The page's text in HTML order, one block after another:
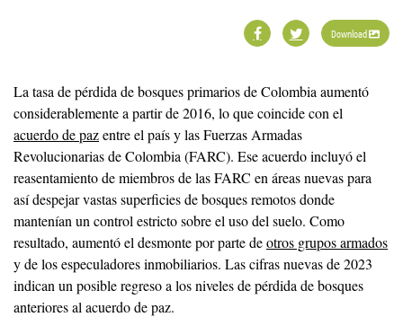
Download
La tasa de pérdida de bosques primarios de Colombia aumentó
considerablemente a partir de 2016, lo que coincide con el
acuerdo de pazentre el país y las Fuerzas Armadas
Revolucionarias de Colombia (FARC). Ese acuerdo incluyó el
reasentamiento de miembros de las FARC en áreas nuevas para
así despejar vastas superficies de bosques remotos donde
mantenían un control estricto sobre el uso del suelo. Como
resultado, aumentó el desmonte por parte deotros grupos armados
y de los especuladores inmobiliarios. Las cifras nuevas de 2023
indican un posible regreso a los niveles de pérdida de bosques
anteriores al acuerdo de paz.